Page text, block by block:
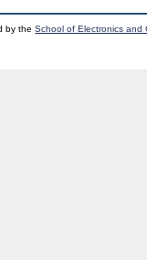
by theSchool of Electronics and